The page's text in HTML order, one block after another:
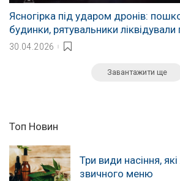
Ясногірка під ударом дронів:
будинки, рятувальники
30.04.2026
Завантажити ще
Топ Новин
Три види насіння,
звичного меню